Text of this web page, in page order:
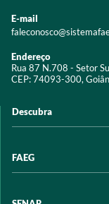
E-mail
Endereço
Rua 87 N.708 - Setor
CEP: 74093-300,
Descubra
Acervo digital
FAEG